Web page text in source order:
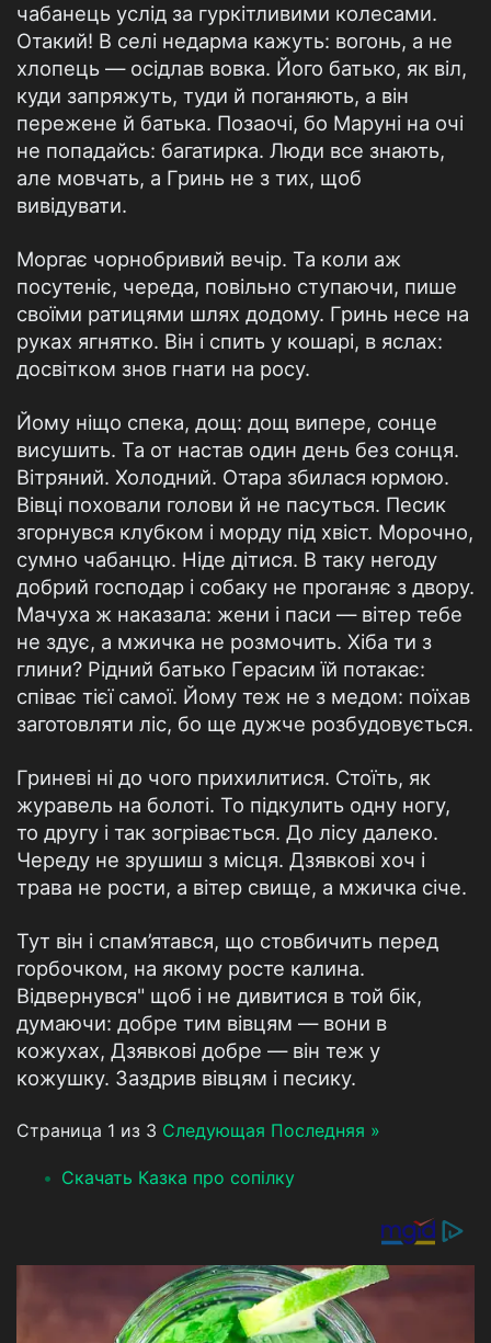
чабанець услід за гуркітливими колесами.
Отакий! В селі недарма кажуть: вогонь, а не
хлопець — осідлав вовка. Його батько, як віл,
куди запряжуть, туди й поганяють, а він
пережене й батька. Позаочі, бо Маруні на очі
не попадайсь: багатирка. Люди все знають,
але мовчать, а Гринь не з тих, щоб
вивідувати.
Моргає чорнобривий вечір. Та коли аж
посутеніє, череда, повільно ступаючи, пише
своїми ратицями шлях додому. Гринь несе на
руках ягнятко. Він і спить у кошарі, в яслах:
досвітком знов гнати на росу.
Йому ніщо спека, дощ: дощ випере, сонце
висушить. Та от настав один день без сонця.
Вітряний. Холодний. Отара збилася юрмою.
Вівці поховали голови й не пасуться. Песик
згорнувся клубком і морду під хвіст. Морочно,
сумно чабанцю. Ніде дітися. В таку негоду
добрий господар і собаку не проганяє з двору.
Мачуха ж наказала: жени і паси — вітер тебе
не здує, а мжичка не розмочить. Хіба ти з
глини? Рідний батько Герасим їй потакає:
співає тієї самої. Йому теж не з медом: поїхав
заготовляти ліс, бо ще дужче розбудовується.
Гриневі ні до чого прихилитися. Стоїть, як
журавель на болоті. То підкулить одну ногу,
то другу і так зогрівається. До лісу далеко.
Череду не зрушиш з місця. Дзявкові хоч і
трава не рости, а вітер свище, а мжичка січе.
Тут він і спам’ятався, що стовбичить перед
горбочком, на якому росте калина.
Відвернувся" щоб і не дивитися в той бік,
думаючи: добре тим вівцям — вони в
кожухах, Дзявкові добре — він теж у
кожушку. Заздрив вівцям і песику.
Страница 1 из 3 Следующая Последняя »
Скачать Казка про сопілку